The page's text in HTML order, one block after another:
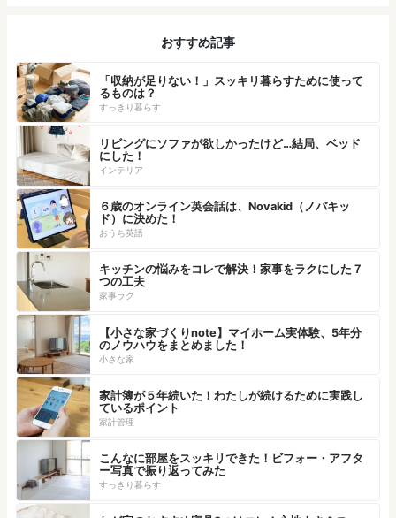
おすすめ記事
「収納が足りない！」スッキリ暮らすために使って
るものは？
すっきり暮らす
リビングにソファが欲しかったけど…結局、ベッド
にした！
インテリア
６歳のオンライン英会話は、Novakid（ノバキッ
ド）に決めた！
おうち英語
キッチンの悩みをコレで解決！家事をラクにした７
つの工夫
家事ラク
【小さな家づくりnote】マイホーム実体験、5年分
のノウハウをまとめました！
小さな家
家計簿が５年続いた！わたしが続けるために実践し
ているポイント
家計管理
こんなに部屋をスッキリできた！ビフォー・アフタ
ー写真で振り返ってみた
すっきり暮らす